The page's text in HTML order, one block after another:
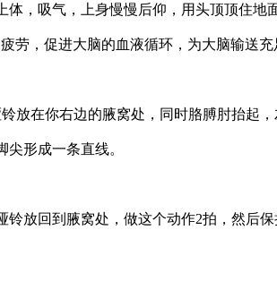
吸气，上身慢慢后仰，用头顶顶住地
，促进大脑的血液循环，为大脑输送充
在你右边的腋窝处，同时胳膊肘抬起，
形成一条直线。
回到腋窝处，做这个动作2拍，然后